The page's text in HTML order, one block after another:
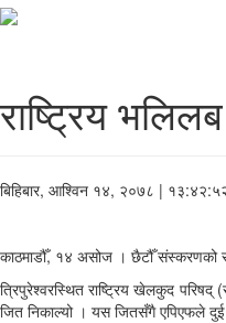
राष्ट्रिय
बिहिबार, आश्विन १४, २०७८ |
काठमाडौँ, १४ असोज । छैटौँ संस्करणको
त्रिपुरेश्वरस्थित राष्ट्रिय खेलकुद
जित निकाल्यो । यस जितसँगै एपिएफले